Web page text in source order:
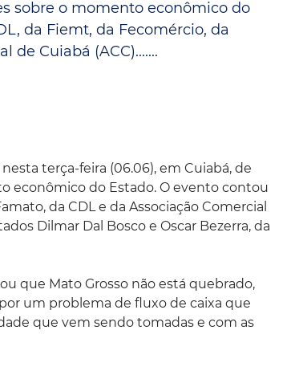
Espaços p/ Locação
sobre o momento econômico do
da Fiemt, da Fecomércio, da
de Cuiabá (ACC).......
terça-feira (06.06), em Cuiabá, de
econômico do Estado. O evento contou
da CDL e da Associação Comercial
Dilmar Dal Bosco e Oscar Bezerra, da
que Mato Grosso não está quebrado,
um problema de fluxo de caixa que
que vem sendo tomadas e com as